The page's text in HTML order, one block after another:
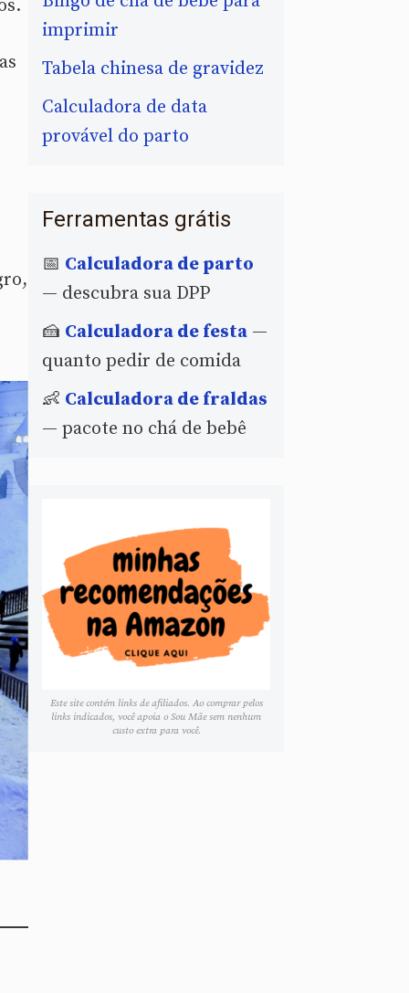
imprimir
Tabela chinesa de gravidez
Calculadora de data
provável do parto
Ferramentas grátis
📅 Calculadora de parto
— descubra sua DPP
🍰 Calculadora de festa —
quanto pedir de comida
👶 Calculadora de fraldas
— pacote no chá de bebê
Este site contém links de afiliados. Ao comprar pelos
links indicados, você apoia o Sou Mãe sem nenhum
custo extra para você.